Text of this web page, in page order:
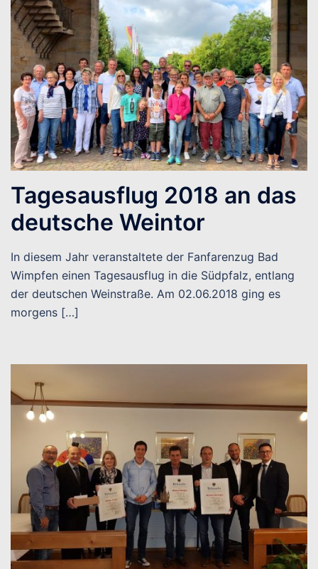
Tagesausflug 2018 an das
deutsche Weintor
In diesem Jahr veranstaltete der Fanfarenzug Bad
Wimpfen einen Tagesausflug in die Südpfalz, entlang
der deutschen Weinstraße. Am 02.06.2018 ging es
morgens […]